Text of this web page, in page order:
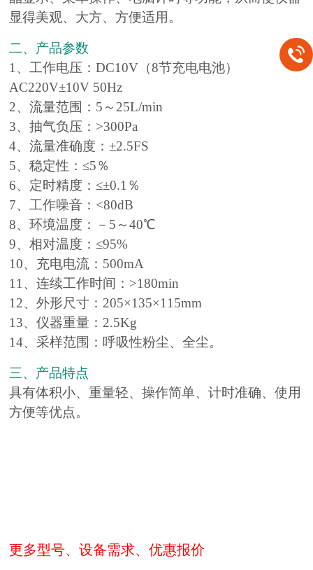
显得美观、大方、方便适用。
二、产品参数
1、工作电压：DC10V（8节充电电池）
AC220V±10V 50Hz
2、流量范围：5～25L/min
3、抽气负压：>300Pa
4、流量准确度：±2.5FS
5、稳定性：≤5％
6、定时精度：≤±0.1％
7、工作噪音：<80dB
8、环境温度：－5～40℃
9、相对温度：≤95%
10、充电电流：500mA
11、连续工作时间：>180min
12、外形尺寸：205×135×115mm
13、仪器重量：2.5Kg
14、采样范围：呼吸性粉尘、全尘。
三、产品特点
具有体积小、重量轻、操作简单、计时准确、使用
方便等优点。
更多型号、设备需求、优惠报价